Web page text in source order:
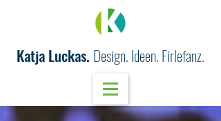
Katja Luckas. Design. Ideen. Firlefanz.